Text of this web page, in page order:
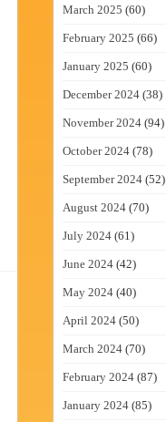
March 2025 (60)
February 2025 (66)
January 2025 (60)
December 2024 (38)
November 2024 (94)
October 2024 (78)
September 2024 (52)
August 2024 (70)
July 2024 (61)
June 2024 (42)
May 2024 (40)
April 2024 (50)
March 2024 (70)
February 2024 (87)
January 2024 (85)